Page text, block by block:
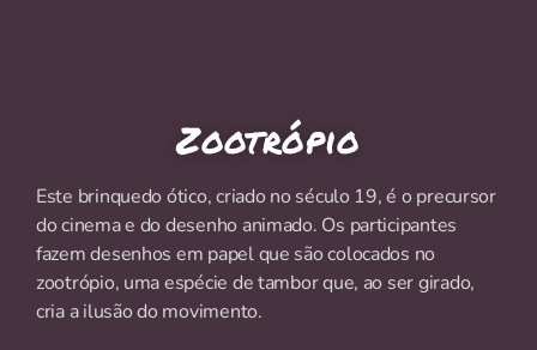
Zootrópio
Este brinquedo ótico, criado no século 19, é o precursor
do cinema e do desenho animado. Os participantes
fazem desenhos em papel que são colocados no
zootrópio, uma espécie de tambor que, ao ser girado,
cria a ilusão do movimento.